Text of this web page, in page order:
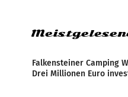
Falkensteiner Camping
Drei Millionen Euro